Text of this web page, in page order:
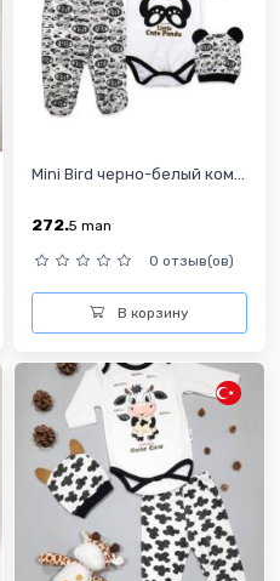
Mini Bird черно-белый ком...
272.5 man
0 отзыв(ов)
В корзину